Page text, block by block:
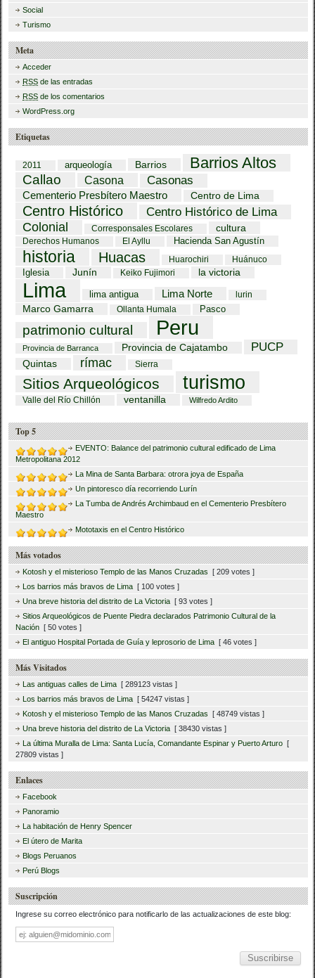
Social
Turismo
Meta
Acceder
RSS de las entradas
RSS de los comentarios
WordPress.org
Etiquetas
2011 arqueología Barrios Barrios Altos
Callao Casona Casonas
Cementerio Presbítero Maestro Centro de Lima
Centro Histórico
Centro Histórico de Lima
Colonial
Corresponsales Escolares cultura
Derechos Humanos El Ayllu Hacienda San Agustín
historia Huacas Huarochiri Huánuco
Iglesia Junín Keiko Fujimori la victoria
Lima lima antigua Lima Norte lurin
Marco Gamarra Ollanta Humala Pasco
patrimonio cultural Peru
Provincia de Barranca Provincia de Cajatambo PUCP
Quintas rímac Sierra
Sitios Arqueológicos turismo
Valle del Río Chillón ventanilla Wilfredo Ardito
Top 5
EVENTO: Balance del patrimonio cultural edificado de Lima
Metropolitana 2012
La Mina de Santa Barbara: otrora joya de España
Un pintoresco día recorriendo Lurín
La Tumba de Andrés Archimbaud en el Cementerio Presbítero
Maestro
Mototaxis en el Centro Histórico
Más votados
Kotosh y el misterioso Templo de las Manos Cruzadas [ 209 votes ]
Los barrios más bravos de Lima [ 100 votes ]
Una breve historia del distrito de La Victoria [ 93 votes ]
Sitios Arqueológicos de Puente Piedra declarados Patrimonio Cultural de la
Nación [ 50 votes ]
El antiguo Hospital Portada de Guía y leprosorio de Lima [ 46 votes ]
Más Visitados
Las antiguas calles de Lima [ 289123 vistas ]
Los barrios más bravos de Lima [ 54247 vistas ]
Kotosh y el misterioso Templo de las Manos Cruzadas [ 48749 vistas ]
Una breve historia del distrito de La Victoria [ 38430 vistas ]
La última Muralla de Lima: Santa Lucía, Comandante Espinar y Puerto Arturo [
27809 vistas ]
Enlaces
Facebook
Panoramio
La habitación de Henry Spencer
El útero de Marita
Blogs Peruanos
Perú Blogs
Suscripción
Ingrese su correo electrónico para notificarlo de las actualizaciones de este blog:
Dirección
de
correo